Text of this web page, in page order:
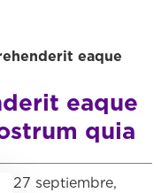
eaque
eaque
quia
27 septiembre,